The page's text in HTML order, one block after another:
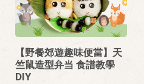
【野餐郊遊趣味便當】天
竺鼠造型弁当 食譜教學
DIY